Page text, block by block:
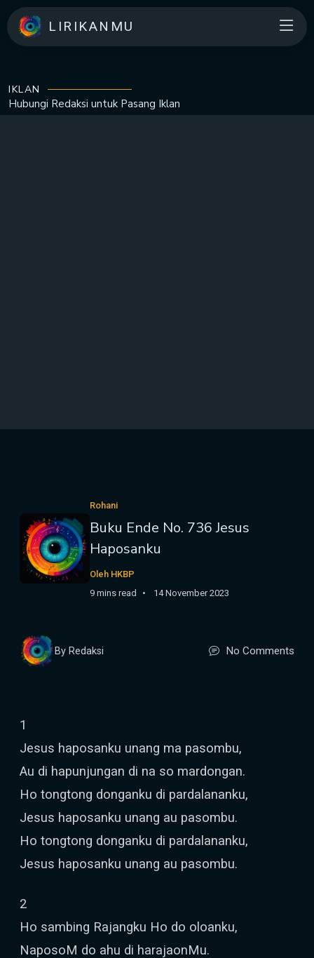
LIRIKANMU
IKLAN
Hubungi Redaksi untuk Pasang Iklan
Rohani
Buku Ende No. 736 Jesus
Haposanku
Oleh HKBP
9 mins read
14 November 2023
By Redaksi No Comments
1
Jesus haposanku unang ma pasombu,
Au di hapunjungan di na so mardongan.
Ho tongtong donganku di pardalananku,
Jesus haposanku unang au pasombu.
Ho tongtong donganku di pardalananku,
Jesus haposanku unang au pasombu.
2
Ho sambing Rajangku Ho do oloanku,
NaposoM do ahu di harajaonMu.